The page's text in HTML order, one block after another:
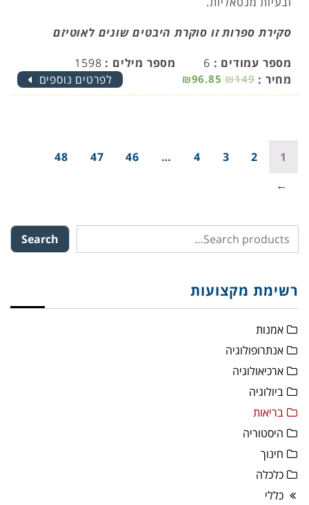
סקירת ספרות זו סוקרת היבטים שונים לאוטיזם
מספר עמודים : 6 מספר מילים : 1598
מחיר : ₪149
₪96.85 לפרטים נוספים
1
2
3
4
…
46
47
48
→
Search
רשימת מקצועות
אמנות
אנתרופולוגיה
ארכיאולוגיה
ביולוגיה
בריאות
היסטוריה
חינוך
כלכלה
כללי